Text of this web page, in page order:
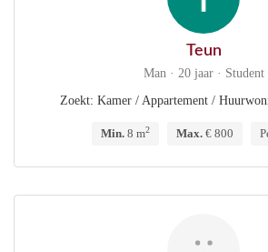
Teun
Man · 20 jaar · Student
Zoekt: Kamer / Appartement /
Min. 8 m2 Max. € 800